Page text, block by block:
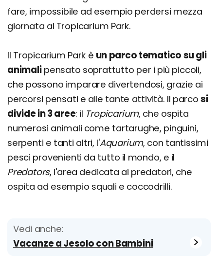
fare, impossibile ad esempio perdersi mezza
giornata al Tropicarium Park.
Il Tropicarium Park è un parco tematico su gli
animalipensato soprattutto per i più piccoli,
che possono imparare divertendosi, grazie ai
percorsi pensati e alle tante attività. Il parcosi
divide in 3 aree: il Tropicarium, che ospita
numerosi animali come tartarughe, pinguini,
serpenti e tanti altri, l'Aquarium, con tantissimi
pesci provenienti da tutto il mondo, e il
Predators, l'area dedicata ai predatori, che
ospita ad esempio squali e coccodrilli.
Vedi anche:
Vacanze a Jesolo con Bambini